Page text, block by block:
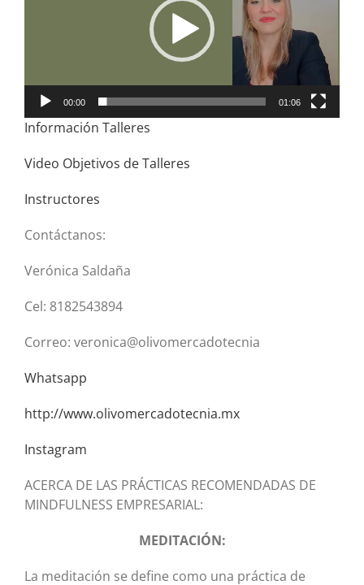
00:00 01:06
Información Talleres
Video Objetivos de Talleres
Instructores
Contáctanos:
Verónica Saldaña
Cel: 8182543894
Correo: veronica@olivomercadotecnia
Whatsapp
http://www.olivomercadotecnia.mx
Instagram
ACERCA DE LAS PRÁCTICAS RECOMENDADAS DE
MINDFULNESS EMPRESARIAL:
MEDITACIÓN:
La meditación se define como una práctica de